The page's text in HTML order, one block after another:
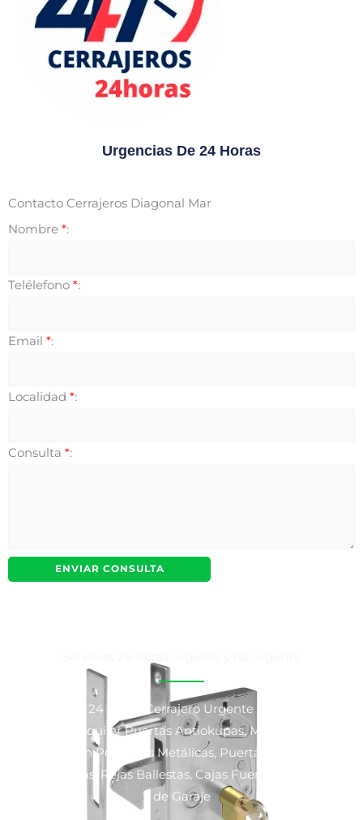
Urgencias De 24 Horas
Contacto Cerrajeros Diagonal Mar
Nombre *:
Telélefono *:
Email *:
Localidad *:
Consulta *:
Cerrajeros 24 horas, Cerrajero Urgente y No Urgente,
Venta y Alquiler Puertas Antiokupas, Motorización y
Reparación Persianas Metálicas, Puertas Blindadas y
Acorazadas, Rejas Ballestas, Cajas Fuertes y Puertas
de Garaje